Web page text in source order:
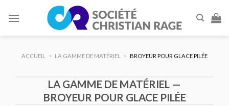
ACCUEIL > LA GAMME DE MATÉRIEL > BROYEUR POUR GLACE PILÉE
LA GAMME DE MATÉRIEL —
BROYEUR POUR GLACE PILÉE